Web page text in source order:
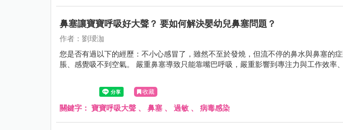
鼻塞讓寶寶呼吸好大聲？ 要如何解決嬰幼兒鼻塞問題？
作者：劉璦泇
您是否有過以下的經歷：不小心感冒了，雖然不至於發燒，但流不停的鼻水與鼻塞的
脹、感覺吸不到空氣。 嚴重鼻塞導致只能靠嘴巴呼吸，嚴重影響到專注力與工作效
收藏
關鍵字： 寶寶呼吸大聲 、 鼻塞 、 過敏 、 病毒感染